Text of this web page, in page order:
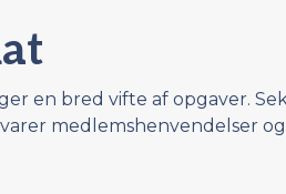
en bred vifte af opgaver.
medlemshenvendelser